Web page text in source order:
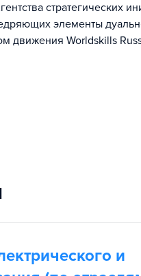
стратегических
элементы
движения Worldskills
и